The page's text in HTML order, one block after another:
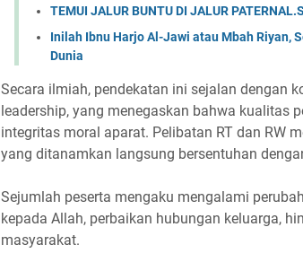
TEMUI JALUR BUNTU DI JALUR
Inilah Ibnu Harjo Al-Jawi atau Mbah Riyan,
Dunia
Secara ilmiah, pendekatan ini sejalan dengan
leadership, yang menegaskan bahwa kualitas
integritas moral aparat. Pelibatan RT dan RW
yang ditanamkan langsung bersentuhan
Sejumlah peserta mengaku mengalami
kepada Allah, perbaikan hubungan keluarga,
masyarakat.